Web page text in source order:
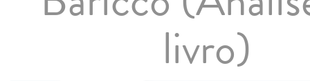
livro)